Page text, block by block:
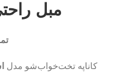
مبل
کاناپه تخت‌خواب‌شو مدل